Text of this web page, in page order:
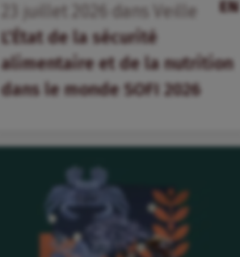
EN
juillet dans
Veille
L’État de la sécurité
alimentaire et de la nutrition
dans le monde SOFI 2026